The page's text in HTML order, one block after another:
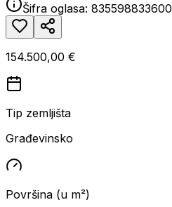
Šifra oglasa: 835598833600
154.500,00 €
Tip zemljišta
Građevinsko
Površina (u m²)